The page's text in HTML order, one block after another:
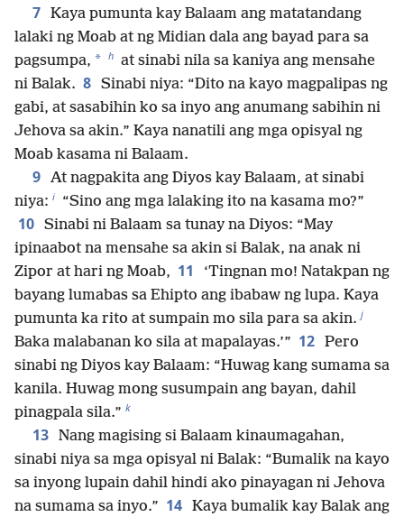
7 Kaya pumunta kay Balaam ang matatandang
lalaki ng Moab at ng Midian dala ang bayad para sa
pagsumpa, * h at sinabi nila sa kaniya ang mensahe
ni Balak. 8 Sinabi niya: “Dito na kayo magpalipas ng
gabi, at sasabihin ko sa inyo ang anumang sabihin ni
Jehova sa akin.” Kaya nanatili ang mga opisyal ng
Moab kasama ni Balaam.
9 At nagpakita ang Diyos kay Balaam, at sinabi
niya: i “Sino ang mga lalaking ito na kasama mo?”
10 Sinabi ni Balaam sa tunay na Diyos: “May
ipinaabot na mensahe sa akin si Balak, na anak ni
Zipor at hari ng Moab, 11
‘Tingnan mo! Natakpan ng
bayang lumabas sa Ehipto ang ibabaw ng lupa. Kaya
pumunta ka rito at sumpain mo sila para sa akin. j
Baka malabanan ko sila at mapalayas.’” 12 Pero
sinabi ng Diyos kay Balaam: “Huwag kang sumama sa
kanila. Huwag mong susumpain ang bayan, dahil
pinagpala sila.” k
13 Nang magising si Balaam kinaumagahan,
sinabi niya sa mga opisyal ni Balak: “Bumalik na kayo
sa inyong lupain dahil hindi ako pinayagan ni Jehova
na sumama sa inyo.” 14 Kaya bumalik kay Balak ang